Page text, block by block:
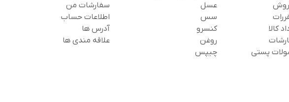
کالا
پستی
عسل
سس
کنسرو
روغن
چیپس
سفارشات من
اطلاعات حساب
آدرس ها
علاقه مندی ها